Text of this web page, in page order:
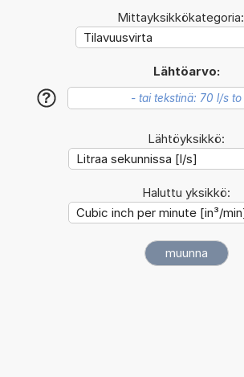
Mittayksikkökategoria:
Lähtöarvo:
?
Lähtöyksikkö:
Haluttu yksikkö: